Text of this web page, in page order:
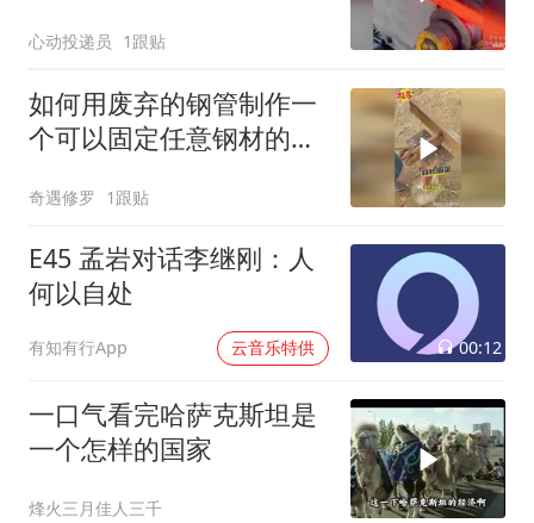
心动投递员 1跟贴
如何用废弃的钢管制作一
个可以固定任意钢材的万
奇遇修罗 1跟贴
E45 孟岩对话李继刚：人
何以自处
有知有行App 云音乐特供 00:12
一口气看完哈萨克斯坦是
一个怎样的国家
烽火三月佳人三千